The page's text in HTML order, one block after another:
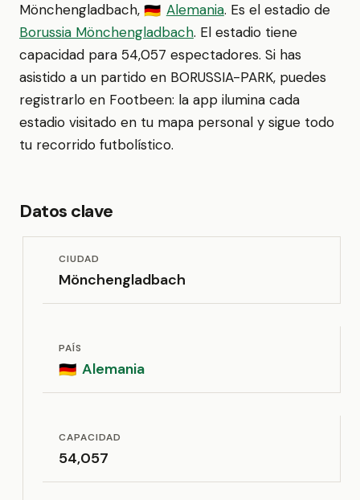
Mönchengladbach, 🇩🇪 Alemania. Es el estadio de
Borussia Mönchengladbach. El estadio tiene
capacidad para 54,057 espectadores. Si has
asistido a un partido en BORUSSIA-PARK, puedes
registrarlo en Footbeen: la app ilumina cada
estadio visitado en tu mapa personal y sigue todo
tu recorrido futbolístico.
Datos clave
CIUDAD
Mönchengladbach
PAÍS
🇩🇪 Alemania
CAPACIDAD
54,057